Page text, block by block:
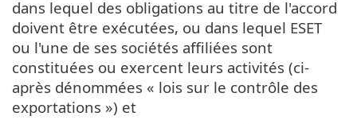
dans lequel des obligations au titre de l'accord
doivent être exécutées, ou dans lequel ESET
ou l'une de ses sociétés affiliées sont
constituées ou exercent leurs activités (ci-
après dénommées « lois sur le contrôle des
exportations ») et